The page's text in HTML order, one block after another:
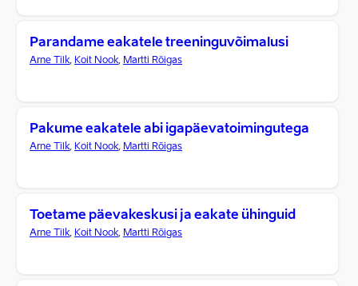
Parandame eakatele treeninguvõimalusi
Arne Tilk, Koit Nook, Martti Rõigas
Pakume eakatele abi igapäevatoimingutega
Arne Tilk, Koit Nook, Martti Rõigas
Toetame päevakeskusi ja eakate ühinguid
Arne Tilk, Koit Nook, Martti Rõigas